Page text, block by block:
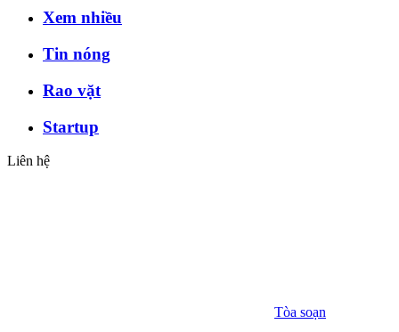
Xem nhiều
Tin nóng
Rao vặt
Startup
Liên hệ
Tòa soạn